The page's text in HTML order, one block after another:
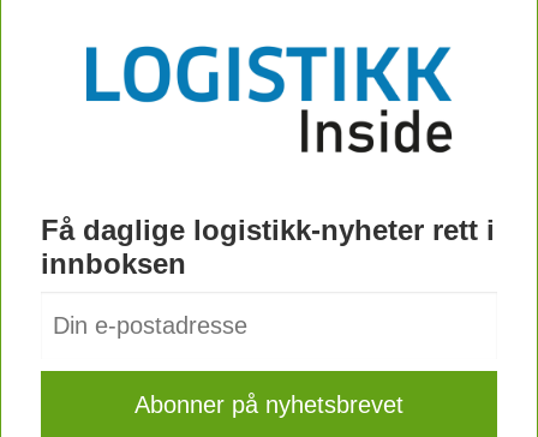
Få daglige logistikk-nyheter rett i
innboksen